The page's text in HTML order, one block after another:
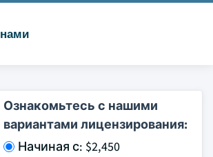
Ознакомьтесь с нашими
вариантами лицензирования:
Начиная с: $2,450